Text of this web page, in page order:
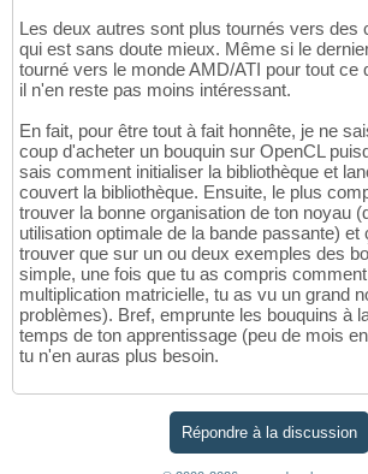
Les deux autres sont plus tournés vers des
qui est sans doute mieux. Même si le
tourné vers le monde AMD/ATI pour tout ce
il n'en reste pas moins intéressant.
En fait, pour être tout à fait honnête, je ne
coup d'acheter un bouquin sur OpenCL
sais comment initialiser la bibliothèque et
couvert la bibliothèque. Ensuite, le plus
trouver la bonne organisation de ton noyau
utilisation optimale de la bande passante) et
trouver que sur un ou deux exemples des
simple, une fois que tu as compris
multiplication matricielle, tu as vu un grand
problèmes). Bref, emprunte les bouquins à
temps de ton apprentissage (peu de mois
tu n'en auras plus besoin.
Répondre à la discussion